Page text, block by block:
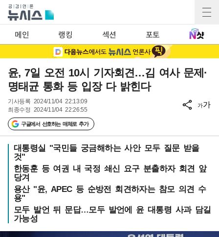
메인 랭킹 섹션 포토
윤, 7일 오전 10시 기자회견…김 여사 문제·
명태균 통화 등 입장 다 밝힌다
기사등록 2024/11/04 22:13:09
최종수정 2024/11/04 22:26:55
구글에서 선호하는 매체로 추가
가가
대통령실 "국민들 궁금해하는 사안 모두 질문 받을
것"
한동훈 등 여권 내 국정 쇄신 요구 분출하자 회견 앞
당겨
용산 "윤, APEC 등 순방전 회견하자는 참모 의견 수
용"
모두 발언 뒤 문답…모두 발언에 윤 대통령 사과 담길
가능성